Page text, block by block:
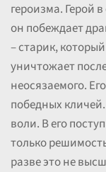
героизма. Герой
он побеждает
– старик,
уничтожает
неосязаемого.
победных
воли. В его
только
разве это не